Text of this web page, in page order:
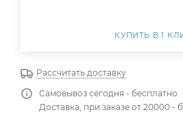
КУПИТЬ В 1
Рассчитать доставку
Самовывоз сегодня - бесплатно
Доставка, при заказе от 20000 -